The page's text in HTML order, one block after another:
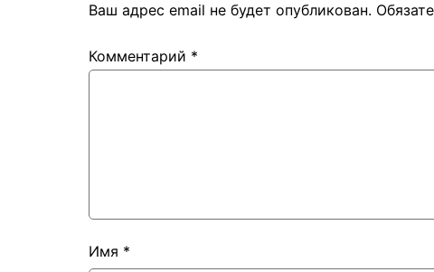
Ваш адрес email не будет опубликован.
Комментарий *
Имя *